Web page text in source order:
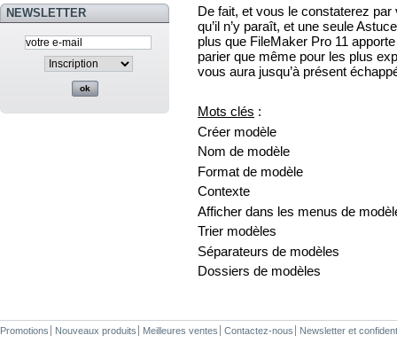
NEWSLETTER
De fait, et vous le constaterez
qu’il n’y paraît, et une seule
plus que FileMaker Pro 11
parier que même pour les plus
vous aura jusqu’à présent
Mots clés :
Créer modèle
Nom de modèle
Format de modèle
Contexte
Afficher dans les menus de
Trier modèles
Séparateurs de modèles
Dossiers de modèles
Promotions Nouveaux produits Meilleures ventes Contactez-nous Newsletter et